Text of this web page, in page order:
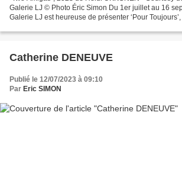
Galerie LJ © Photo Éric Simon Du 1er juillet au 16
Galerie LJ est heureuse de présenter ‘Pour
Catherine DENEUVE
Publié le 12/07/2023 à 09:10
Par Eric SIMON